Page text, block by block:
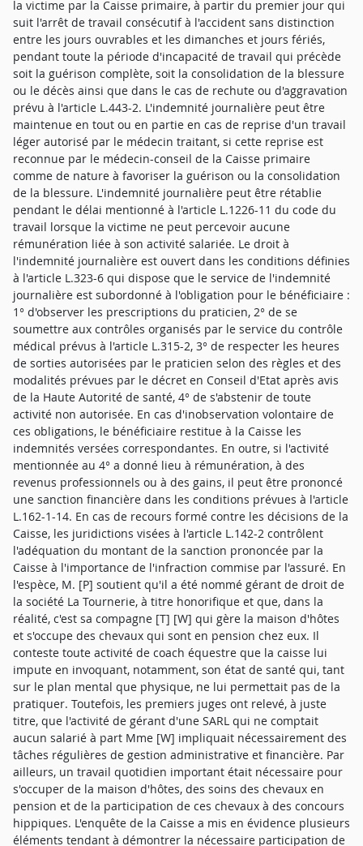
la victime par la Caisse primaire, à partir du premier jour qui
suit l'arrêt de travail consécutif à l'accident sans distinction
entre les jours ouvrables et les dimanches et jours fériés,
pendant toute la période d'incapacité de travail qui précède
soit la guérison complète, soit la consolidation de la blessure
ou le décès ainsi que dans le cas de rechute ou d'aggravation
prévu à l'article L.443-2. L'indemnité journalière peut être
maintenue en tout ou en partie en cas de reprise d'un travail
léger autorisé par le médecin traitant, si cette reprise est
reconnue par le médecin-conseil de la Caisse primaire
comme de nature à favoriser la guérison ou la consolidation
de la blessure. L'indemnité journalière peut être rétablie
pendant le délai mentionné à l'article L.1226-11 du code du
travail lorsque la victime ne peut percevoir aucune
rémunération liée à son activité salariée. Le droit à
l'indemnité journalière est ouvert dans les conditions définies
à l'article L.323-6 qui dispose que le service de l'indemnité
journalière est subordonné à l'obligation pour le bénéficiaire :
1° d'observer les prescriptions du praticien, 2° de se
soumettre aux contrôles organisés par le service du contrôle
médical prévus à l'article L.315-2, 3° de respecter les heures
de sorties autorisées par le praticien selon des règles et des
modalités prévues par le décret en Conseil d'Etat après avis
de la Haute Autorité de santé, 4° de s'abstenir de toute
activité non autorisée. En cas d'inobservation volontaire de
ces obligations, le bénéficiaire restitue à la Caisse les
indemnités versées correspondantes. En outre, si l'activité
mentionnée au 4° a donné lieu à rémunération, à des
revenus professionnels ou à des gains, il peut être prononcé
une sanction financière dans les conditions prévues à l'article
L.162-1-14. En cas de recours formé contre les décisions de la
Caisse, les juridictions visées à l'article L.142-2 contrôlent
l'adéquation du montant de la sanction prononcée par la
Caisse à l'importance de l'infraction commise par l'assuré. En
l'espèce, M. [P] soutient qu'il a été nommé gérant de droit de
la société La Tournerie, à titre honorifique et que, dans la
réalité, c'est sa compagne [T] [W] qui gère la maison d'hôtes
et s'occupe des chevaux qui sont en pension chez eux. Il
conteste toute activité de coach équestre que la caisse lui
impute en invoquant, notamment, son état de santé qui, tant
sur le plan mental que physique, ne lui permettait pas de la
pratiquer. Toutefois, les premiers juges ont relevé, à juste
titre, que l'activité de gérant d'une SARL qui ne comptait
aucun salarié à part Mme [W] impliquait nécessairement des
tâches régulières de gestion administrative et financière. Par
ailleurs, un travail quotidien important était nécessaire pour
s'occuper de la maison d'hôtes, des soins des chevaux en
pension et de la participation de ces chevaux à des concours
hippiques. L'enquête de la Caisse a mis en évidence plusieurs
éléments tendant à démontrer la nécessaire participation de